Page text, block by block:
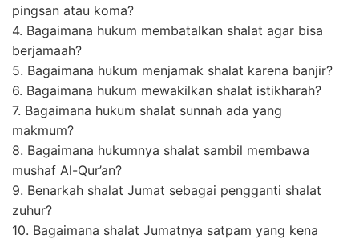
pingsan atau koma?
4. Bagaimana hukum membatalkan shalat agar bisa
berjamaah?
5. Bagaimana hukum menjamak shalat karena banjir?
6. Bagaimana hukum mewakilkan shalat istikharah?
7. Bagaimana hukum shalat sunnah ada yang
makmum?
8. Bagaimana hukumnya shalat sambil membawa
mushaf Al-Qur’an?
9. Benarkah shalat Jumat sebagai pengganti shalat
zuhur?
10. Bagaimana shalat Jumatnya satpam yang kena